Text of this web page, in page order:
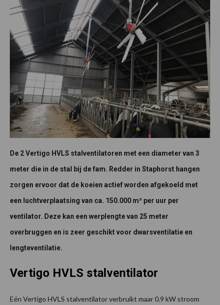
De 2 Vertigo HVLS stalventilatoren met een diameter van 3
meter die in de stal bij de fam. Redder in Staphorst hangen
zorgen ervoor dat de koeien actief worden afgekoeld met
een luchtverplaatsing van ca. 150.000 m³ per uur per
ventilator. Deze kan een werplengte van 25 meter
overbruggen en is zeer geschikt voor dwarsventilatie en
lengteventilatie.
Vertigo HVLS stalventilator
Eén Vertigo HVLS stalventilator verbruikt maar 0.9 kW stroom